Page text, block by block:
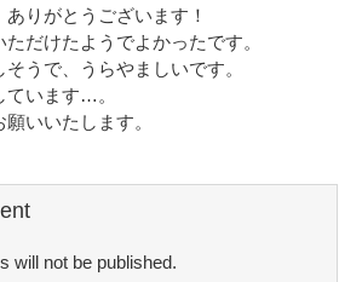
りがとうございます！
だけたようでよかったです。
うで、うらやましいです。
ています…。
いいたします。
will not be published.